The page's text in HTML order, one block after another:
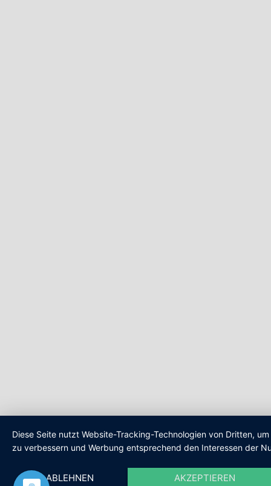
Diese Seite nutzt Website-Tracking-Technologien von Dritten,
zu verbessern und Werbung entsprechend den Interessen der
ABLEHNEN AKZEPTIEREN